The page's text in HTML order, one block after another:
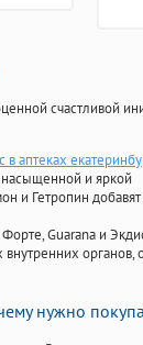
счастливой
аптеках
и яркой
и Гетропин
Guarana и
органов,
нужно